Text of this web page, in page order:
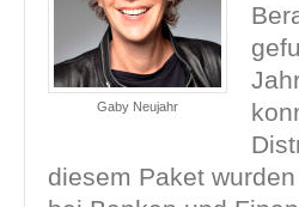
Gaby Neujahr
diesem Paket